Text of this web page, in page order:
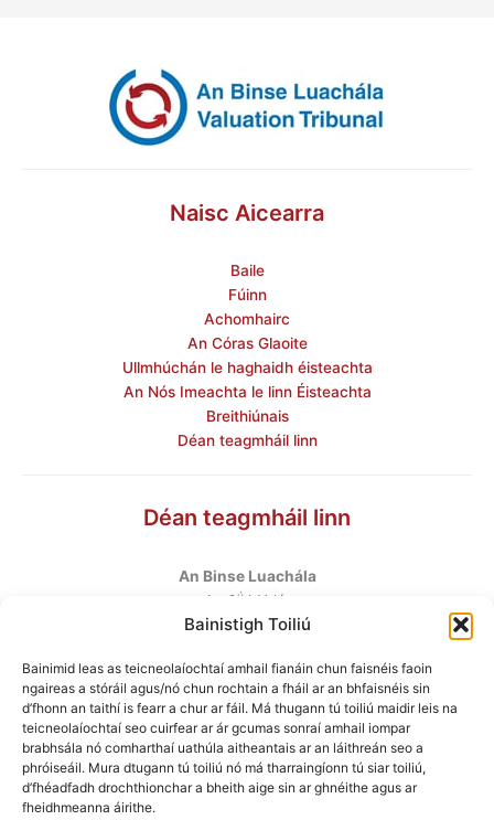
Bainistigh Toiliú
Bainimid leas as teicneolaíochtaí amhail fianáin chun faisnéis faoin
ngaireas a stóráil agus/nó chun rochtain a fháil ar an bhfaisnéis sin
d’fhonn an taithí is fearr a chur ar fáil. Má thugann tú toiliú maidir leis na
teicneolaíochtaí seo cuirfear ar ár gcumas sonraí amhail iompar
brabhsála nó comharthaí uathúla aitheantais ar an láithreán seo a
phróiseáil. Mura dtugann tú toiliú nó má tharraingíonn tú siar toiliú,
d’fhéadfadh drochthionchar a bheith aige sin ar ghnéithe agus ar
fheidhmeanna áirithe.
Naisc Aicearra
Baile
Fúinn
Achomhairc
An Córas Glaoite
Ullmhúchán le haghaidh éisteachta
An Nós Imeachta le linn Éisteachta
Breithiúnais
Déan teagmháil linn
Déan teagmháil linn
An Binse Luachála
An 6úhUrlár
Halla Mhargadh na Feirme
Baile Átha Cliath 7
D07 AEF4
Teileafón: +353 1 6760130
Ríomhphost:info@valuationtribunal.ie